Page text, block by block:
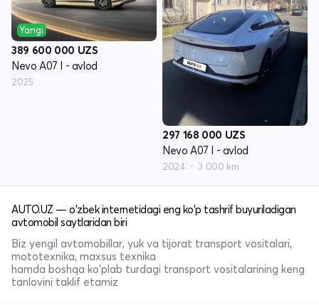
Yangi
389 600 000 UZS
Nevo A07 I - avlod
2025
297 168 000 UZS
Nevo A07 I - avlod
2024 3 000 km
AUTO.UZ — o'zbek internetidagi eng ko'p tashrif buyuriladigan
avtomobil saytlaridan biri
Biz yengil avtomobillar, yuk va tijorat transport vositalari,
mototexnika, maxsus texnika
hamda boshqa ko'plab turdagi transport vositalarining keng
tanlovini taklif etamiz